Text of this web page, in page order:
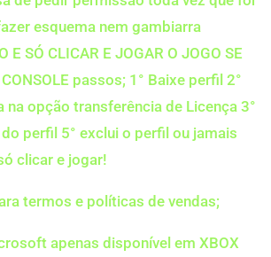
esquema nem gambiarra
E SÓ CLICAR E JOGAR O JOGO SE
CONSOLE passos; 1° Baixe perfil 2°
na opção transferência de Licença 3°
perfil 5° exclui o perfil ou jamais
clicar e jogar!
termos e políticas de vendas;
apenas disponível em XBOX